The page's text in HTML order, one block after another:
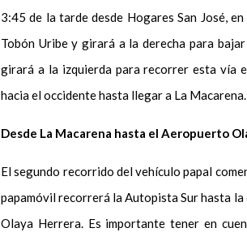
3:45 de la tarde desde Hogares San José,
Tobón Uribe y girará a la derecha para
girará a la izquierda para recorrer esta vía
hacia el occidente hasta llegar a La Macarena.
Desde La Macarena hasta el Aeropuerto
El segundo recorrido del vehículo papal
papamóvil recorrerá la Autopista Sur hasta
Olaya Herrera. Es importante tener en